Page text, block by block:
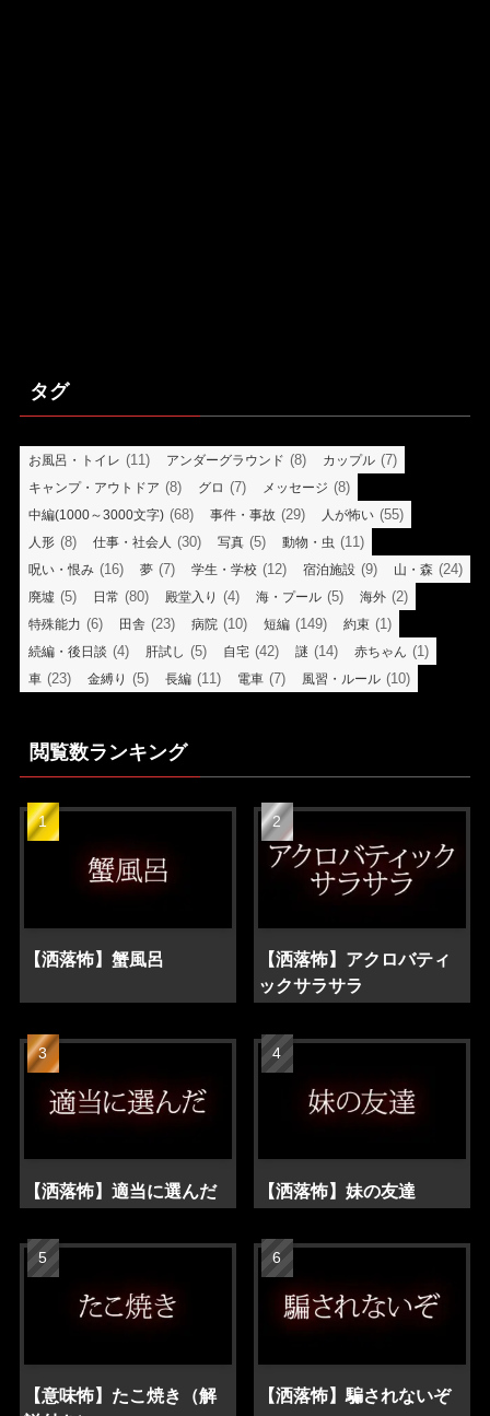
タグ
お風呂・トイレ (11) アンダーグラウンド (8) カップル (7)
キャンプ・アウトドア (8) グロ (7) メッセージ (8)
中編(1000～3000文字) (68) 事件・事故 (29) 人が怖い (55)
人形 (8) 仕事・社会人 (30) 写真 (5) 動物・虫 (11)
呪い・恨み (16) 夢 (7) 学生・学校 (12) 宿泊施設 (9) 山・森 (24)
廃墟 (5) 日常 (80) 殿堂入り (4) 海・プール (5) 海外 (2)
特殊能力 (6) 田舎 (23) 病院 (10) 短編 (149) 約束 (1)
続編・後日談 (4) 肝試し (5) 自宅 (42) 謎 (14) 赤ちゃん (1)
車 (23) 金縛り (5) 長編 (11) 電車 (7) 風習・ルール (10)
閲覧数ランキング
【洒落怖】蟹風呂
【洒落怖】アクロバティ
ックサラサラ
【洒落怖】適当に選んだ 【洒落怖】妹の友達
【意味怖】たこ焼き（解
【洒落怖】騙されないぞ